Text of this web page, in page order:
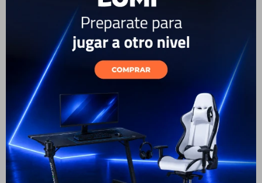
ENVÍO A TODO EL PAÍS
1.599
ENVÍO A TODO EL PAÍS
F&Q
Tiendas